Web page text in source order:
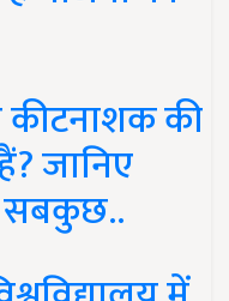
की
जानिए
सबकुछ..